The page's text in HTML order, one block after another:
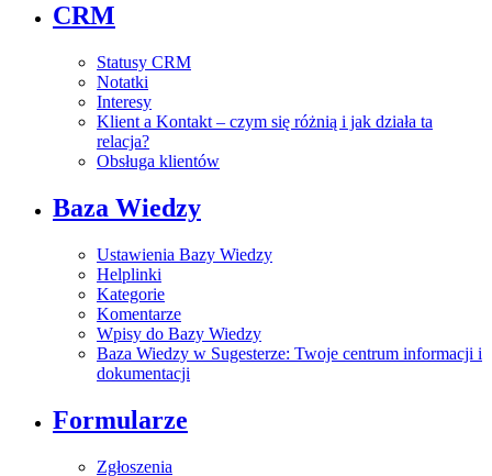
CRM
Statusy CRM
Notatki
Interesy
Klient a Kontakt – czym się różnią i jak działa ta
relacja?
Obsługa klientów
Baza Wiedzy
Ustawienia Bazy Wiedzy
Helplinki
Kategorie
Komentarze
Wpisy do Bazy Wiedzy
Baza Wiedzy w Sugesterze: Twoje centrum informacji i
dokumentacji
Formularze
Zgłoszenia